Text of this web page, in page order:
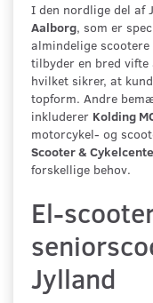
I den nordlige del af
Aalborg, som er
almindelige
tilbyder en bred vifte
hvilket sikrer, at
topform. Andre
inkluderer Kolding
motorcykel- og
Scooter &
forskellige behov.
El-
Jylland